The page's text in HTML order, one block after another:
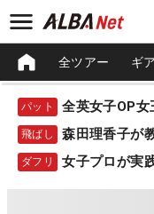
全ツアー ギア
パット 全英女子OP女
飛ばし 森田理香子が
ダフリ 女子プロが実